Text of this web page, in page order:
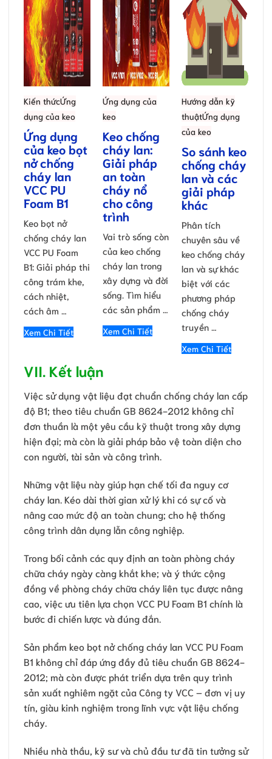
Kiến thứcỨng
dụng của keo
Ứng dụng
của keo bọt
nở chống
cháy lan
VCC PU
Foam B1
Keo bọt nở
chống cháy lan
VCC PU Foam
B1: Giải pháp thi
công trám khe,
cách nhiệt,
cách âm …
Xem Chi Tiết
Ứng dụng của
keo
Keo chống
cháy lan:
Giải pháp
an toàn
cháy nổ
cho công
trình
Vai trò sống còn
của keo chống
cháy lan trong
xây dựng và đời
sống. Tìm hiểu
các sản phẩm …
Xem Chi Tiết
Hướng dẫn kỹ
thuậtỨng dụng
của keo
So sánh keo
chống cháy
lan và các
giải pháp
khác
Phân tích
chuyên sâu về
keo chống cháy
lan và sự khác
biệt với các
phương pháp
chống cháy
truyền …
Xem Chi Tiết
VII. Kết luận
Việc sử dụng vật liệu đạt chuẩn chống cháy lan cấp
độ B1; theo tiêu chuẩn GB 8624-2012 không chỉ
đơn thuần là một yêu cầu kỹ thuật trong xây dựng
hiện đại; mà còn là giải pháp bảo vệ toàn diện cho
con người, tài sản và công trình.
Những vật liệu này giúp hạn chế tối đa nguy cơ
cháy lan. Kéo dài thời gian xử lý khi có sự cố và
nâng cao mức độ an toàn chung; cho hệ thống
công trình dân dụng lẫn công nghiệp.
Trong bối cảnh các quy định an toàn phòng cháy
chữa cháy ngày càng khắt khe; và ý thức cộng
đồng về phòng cháy chữa cháy liên tục được nâng
cao, việc ưu tiên lựa chọn VCC PU Foam B1 chính là
bước đi chiến lược và đúng đắn.
Sản phẩm keo bọt nở chống cháy lan VCC PU Foam
B1 không chỉ đáp ứng đầy đủ tiêu chuẩn GB 8624-
2012; mà còn được phát triển dựa trên quy trình
sản xuất nghiêm ngặt của Công ty VCC – đơn vị uy
tín, giàu kinh nghiệm trong lĩnh vực vật liệu chống
cháy.
Nhiều nhà thầu, kỹ sư và chủ đầu tư đã tin tưởng sử